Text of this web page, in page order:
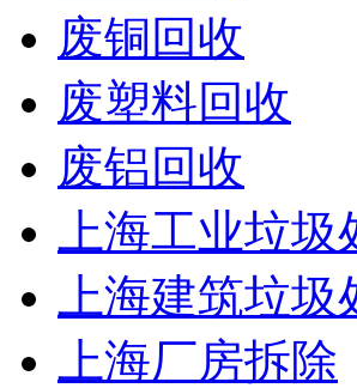
废铜回收
废塑料回收
废铝回收
上海工业垃圾
上海建筑垃圾
上海厂房拆除